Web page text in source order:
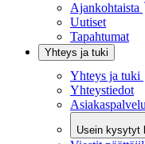
Ajankohtaista
Uutiset
Tapahtumat
Yhteys ja tuki
Yhteys ja tuki
Yhteystiedot
Asiakaspalvelu
Usein kysytyt